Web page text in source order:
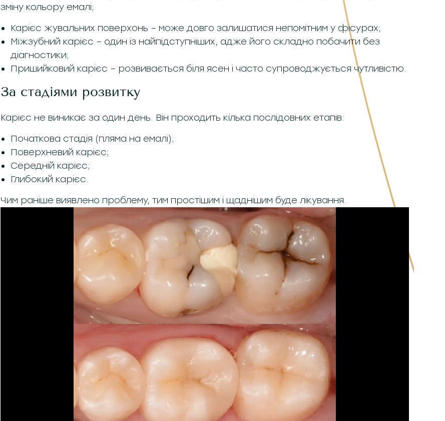
зміну кольору емалі;
Карієс жувальних поверхонь – може довго залишатися непомітним у фісурах;
Міжзубний карієс – один із найпідступніших, адже його складно побачити без
діагностики;
Пришийковий карієс – розвивається біля ясен і часто супроводжується чутливістю.
За стадіями розвитку
Карієс не виникає за один день. Він проходить кілька послідовних етапів:
Початкова стадія (пляма на емалі);
Поверхневий карієс;
Середній карієс;
Глибокий карієс.
Чим раніше виявлено проблему, тим простішим і щаднішим буде лікування.